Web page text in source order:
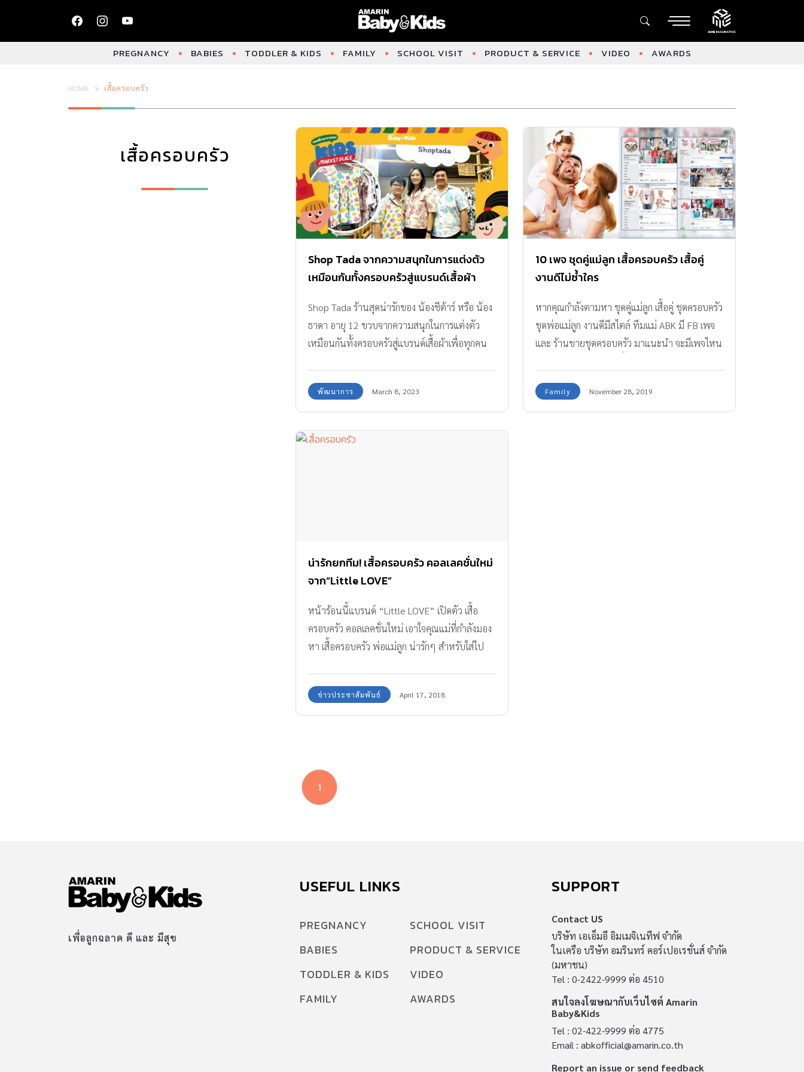
PREGNANCY BABIES TODDLER & KIDS FAMILY SCHOOL VISIT PRODUCT & SERVICE VIDEO AWARDS
HOME เสื้อครอบครัว
เสื้อครอบครัว
Shop Tada จากความสนุกในการแต่งตัว
เหมือนกันทั้งครอบครัวสู่แบรนด์เสื้อผ้า
Shop Tada ร้านสุดน่ารักของ น้องชีต้าร์ หรือ น้อง
ธาดา อายุ 12 ขวบจากความสนุกในการแต่งตัว
เหมือนกันทั้งครอบครัวสู่แบรนด์เสื้อผ้าเพื่อทุกคน
พัฒนาการ March 8, 2023
10 เพจ ชุดคู่แม่ลูก เสื้อครอบครัว เสื้อคู่
งานดีไม่ซ้ำใคร
หากคุณกำลังตามหา ชุดคู่แม่ลูก เสื้อคู่ ชุดครอบครัว
ชุดพ่อแม่ลูก งานดีมีสไตล์ ทีมแม่ ABK มี FB เพจ
และ ร้านขายชุดครอบครัว มาแนะนำ จะมีเพจไหน
Family November 28, 2019
น่ารักยกทีม! เสื้อครอบครัว คอลเลคชั่นใหม่
จาก“Little LOVE”
หน้าร้อนนี้แบรนด์ “Little LOVE” เปิดตัว เสื้อ
ครอบครัว คอลเลคชั่นใหม่ เอาใจคุณแม่ที่กำลังมอง
หา เสื้อครอบครัว พ่อแม่ลูก น่ารักๆ สำหรับใส่ไป
ข่าวประชาสัมพันธ์ April 17, 2018
1
เพื่อลูกฉลาด ดี และ มีสุข
USEFUL LINKS
PREGNANCY
BABIES
TODDLER & KIDS
FAMILY
SCHOOL VISIT
PRODUCT & SERVICE
VIDEO
AWARDS
SUPPORT
Contact US
บริษัท เอเอ็มอี อิมเมจิเนทีฟ จำกัด
ในเครือ บริษัท อมรินทร์ คอร์เปอเรชั่นส์ จำกัด
(มหาชน)
Tel : 0-2422-9999 ต่อ 4510
สนใจลงโฆษณากับเว็บไซต์ Amarin
Baby&Kids
Tel : 02-422-9999 ต่อ 4775
Email : abkofficial@amarin.co.th
Report an issue or send feedback